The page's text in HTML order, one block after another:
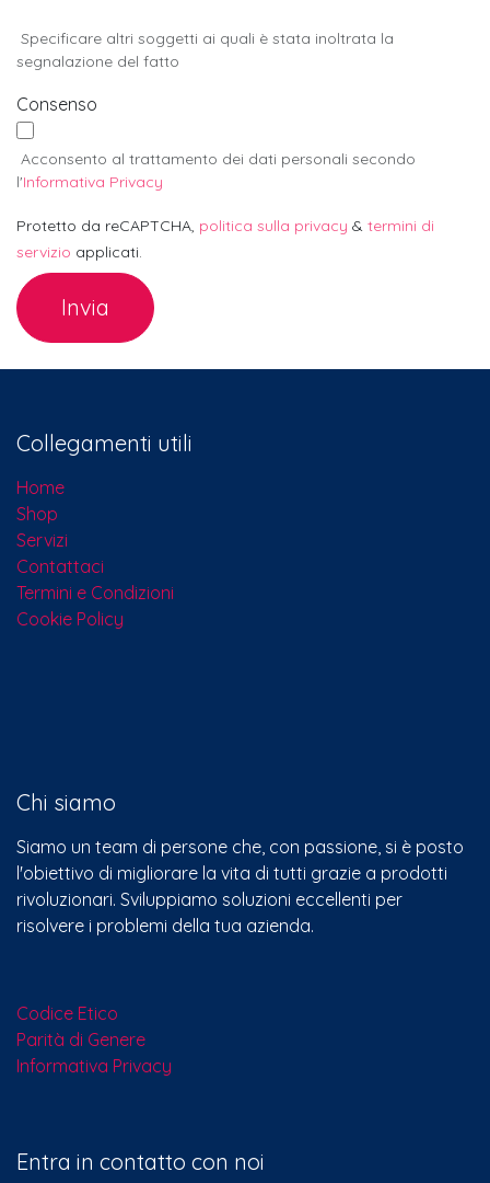
Specificare altri soggetti ai quali è stata inoltrata la
segnalazione del fatto
Consenso
Acconsento al trattamento dei dati personali secondo
l'Informativa Privacy
Protetto da reCAPTCHA, politica sulla privacy & termini di
servizio applicati.
Invia
Collegamenti utili
Home
Shop
Servizi
Contattaci​
Termini e Condizioni
Cookie Policy
Chi siamo
Siamo un team di persone che, con passione, si è posto
l'obiettivo di migliorare la vita di tutti grazie a prodotti
rivoluzionari. Sviluppiamo soluzioni eccellenti per
risolvere i problemi della tua azienda.
Codice Etico
Parità di Genere
Informativa Privacy
Entra in contatto con noi